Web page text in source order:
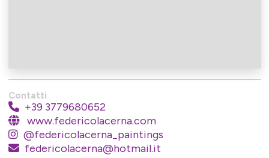
Contatti
+39 3779680652
www.federicolacerna.com
@federicolacerna_paintings
federicolacerna@hotmail.it